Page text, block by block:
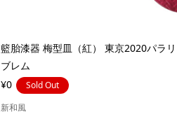
籃胎漆器 梅型皿（紅） 東京2020パラ
ブレム
¥0
Sold Out
新和風